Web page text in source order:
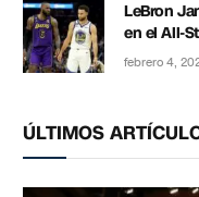
LeBron
en el All-
febrero 4,
ÚLTIMOS